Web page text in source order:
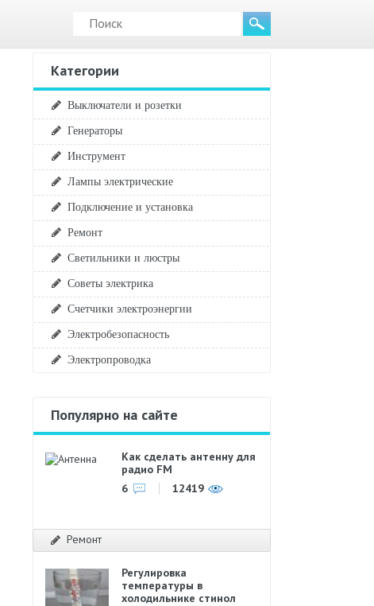
Категории
Выключатели и розетки
Генераторы
Инструмент
Лампы электрические
Подключение и установка
Ремонт
Светильники и люстры
Советы электрика
Счетчики электроэнергии
Электробезопасность
Электропроводка
Популярно на сайте
Как сделать антенну для
радио FM
6
12419
Ремонт
Регулировка
температуры в
холодильнике стинол